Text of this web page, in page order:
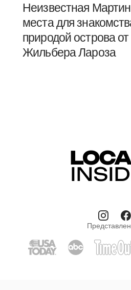
Неизвестная
места для
природой острова
Жильбера Лароза